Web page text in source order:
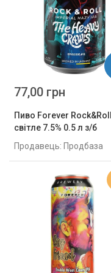
Пиво Forever Rock&Roll
світле 7.5% 0.5 л з/б
Продавець: Продбаза
77,00 грн